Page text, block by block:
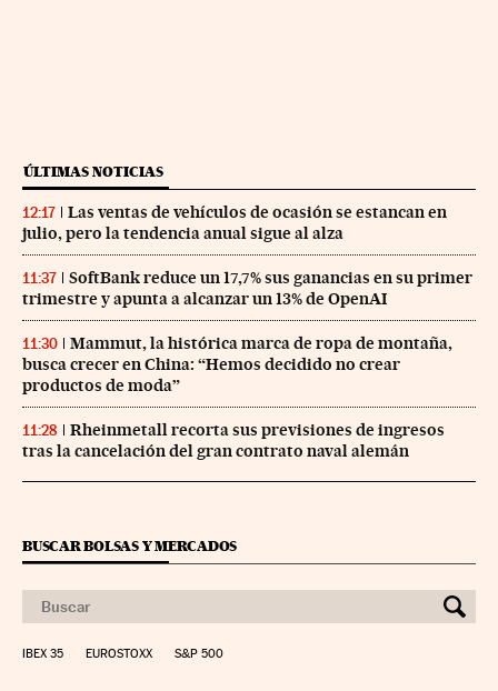
ÚLTIMAS NOTICIAS
12:17
Las ventas de vehículos de ocasión se estancan en
julio, pero la tendencia anual sigue al alza
11:37
SoftBank reduce un 17,7% sus ganancias en su primer
trimestre y apunta a alcanzar un 13% de OpenAI
11:30
Mammut, la histórica marca de ropa de montaña,
busca crecer en China: “Hemos decidido no crear
productos de moda”
11:28
Rheinmetall recorta sus previsiones de ingresos
tras la cancelación del gran contrato naval alemán
BUSCAR BOLSAS Y MERCADOS
IBEX 35 EUROSTOXX S&P 500